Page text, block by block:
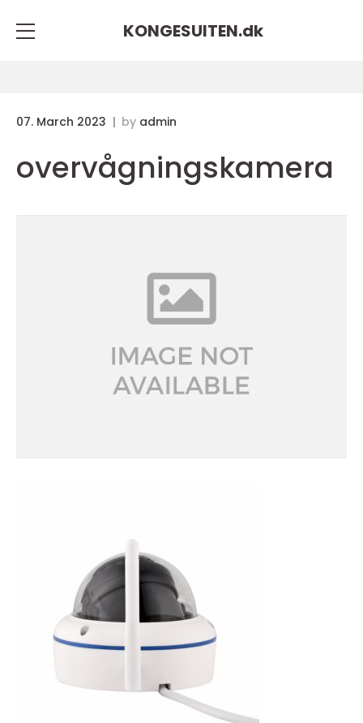
KONGESUITEN.dk
07. March 2023 by admin
overvågningskamera